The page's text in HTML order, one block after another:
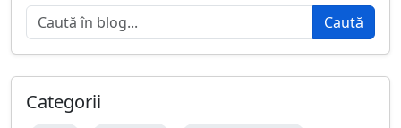
Caută
Categorii